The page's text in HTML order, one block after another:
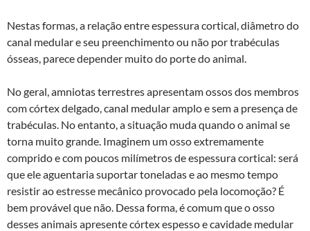
Nestas formas, a relação entre espessura cortical, diâmetro do
canal medular e seu preenchimento ou não por trabéculas
ósseas, parece depender muito do porte do animal.
No geral, amniotas terrestres apresentam ossos dos membros
com córtex delgado, canal medular amplo e sem a presença de
trabéculas. No entanto, a situação muda quando o animal se
torna muito grande. Imaginem um osso extremamente
comprido e com poucos milímetros de espessura cortical: será
que ele aguentaria suportar toneladas e ao mesmo tempo
resistir ao estresse mecânico provocado pela locomoção? É
bem provável que não. Dessa forma, é comum que o osso
desses animais apresente córtex espesso e cavidade medular